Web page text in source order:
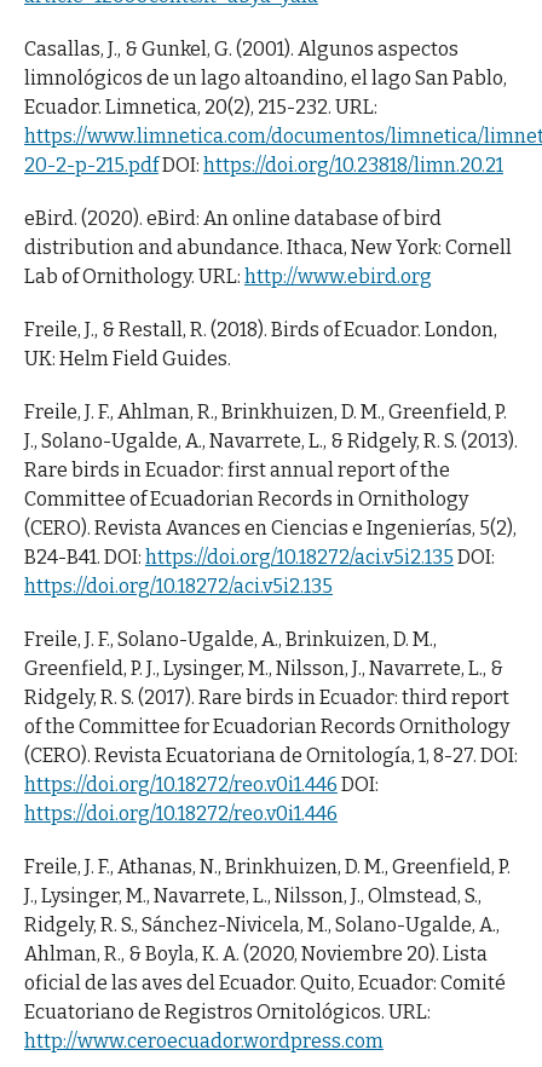
Casallas, J., & Gunkel, G. (2001). Algunos aspectos
limnológicos de un lago altoandino, el lago San Pablo,
Ecuador. Limnetica, 20(2), 215-232. URL:
https://www.limnetica.com/documentos/limnetica/
20-2-p-215.pdfDOI: https://doi.org/10.23818/limn.20.21
eBird. (2020). eBird: An online database of bird
distribution and abundance. Ithaca, New York: Cornell
Lab of Ornithology. URL: http://www.ebird.org
Freile, J., & Restall, R. (2018). Birds of Ecuador. London,
UK: Helm Field Guides.
Freile, J. F., Ahlman, R., Brinkhuizen, D. M., Greenfield, P.
J., Solano-Ugalde, A., Navarrete, L., & Ridgely, R. S. (2013).
Rare birds in Ecuador: first annual report of the
Committee of Ecuadorian Records in Ornithology
(CERO). Revista Avances en Ciencias e Ingenierías, 5(2),
B24-B41. DOI: https://doi.org/10.18272/aci.v5i2.135 DOI:
https://doi.org/10.18272/aci.v5i2.135
Freile, J. F., Solano-Ugalde, A., Brinkuizen, D. M.,
Greenfield, P. J., Lysinger, M., Nilsson, J., Navarrete, L., &
Ridgely, R. S. (2017). Rare birds in Ecuador: third report
of the Committee for Ecuadorian Records Ornithology
(CERO). Revista Ecuatoriana de Ornitología, 1, 8-27. DOI:
https://doi.org/10.18272/reo.v0i1.446 DOI:
https://doi.org/10.18272/reo.v0i1.446
Freile, J. F., Athanas, N., Brinkhuizen, D. M., Greenfield, P.
J., Lysinger, M., Navarrete, L., Nilsson, J., Olmstead, S.,
Ridgely, R. S., Sánchez-Nivicela, M., Solano-Ugalde, A.,
Ahlman, R., & Boyla, K. A. (2020, Noviembre 20). Lista
oficial de las aves del Ecuador. Quito, Ecuador: Comité
Ecuatoriano de Registros Ornitológicos. URL:
http://www.ceroecuador.wordpress.com